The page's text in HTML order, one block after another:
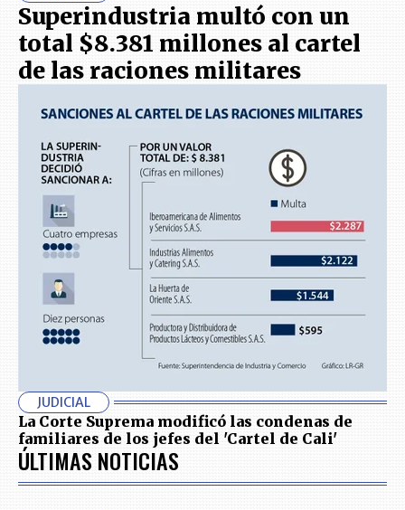
Superindustria multó con un
total $8.381 millones al cartel
de las raciones militares
JUDICIAL
La Corte Suprema modificó las condenas de
familiares de los jefes del 'Cartel de Cali'
ÚLTIMAS NOTICIAS